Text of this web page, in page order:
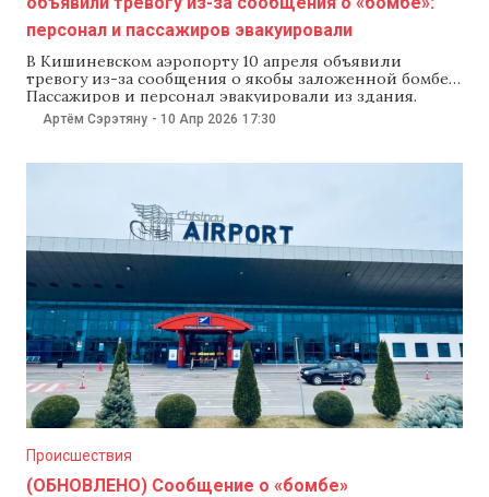
персонал и пассажиров эвакуировали
В Кишиневском аэропорту 10 апреля объявили
тревогу из-за сообщения о якобы заложенной бомбе.
Пассажиров и персонал эвакуировали из здания.
Пограничная полиция сообщила, что процедуру
регистрации пассажиров временно приостановили, а
проводят проверку. «Просим отнестись с пониманием
дополнительной информацией позже», — сообщили
в погранполиции. В пресс-службе аэропорта
Артём Сэрэтяну - 10 Апр 2026 17:30
Происшествия
(ОБНОВЛЕНО) Сообщение о «бомбе»